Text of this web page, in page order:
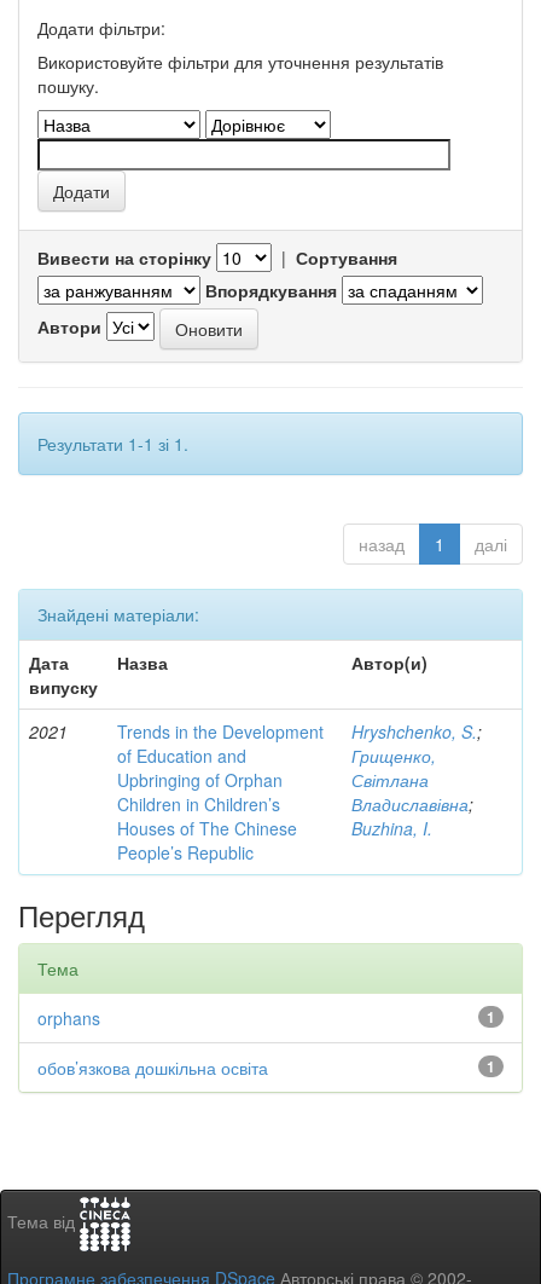
Додати фільтри:
Використовуйте фільтри для уточнення результатів
пошуку.
Вивести на сторінку | Сортування
Впорядкування
Автори
Результати 1-1 зі 1.
назад 1 далі
Знайдені матеріали:
Дата
випуску
Назва Автор(и)
2021
Trends in the Development
of Education and
Upbringing of Orphan
Children in Children’s
Houses of The Chinese
People’s Republic
Hryshchenko, S.;
Грищенко,
Світлана
Владиславівна;
Buzhina, I.
Перегляд
Тема
1
orphans
1
обов’язкова дошкільна освіта
Тема від
Програмне забезпечення DSpace Авторські права © 2002-